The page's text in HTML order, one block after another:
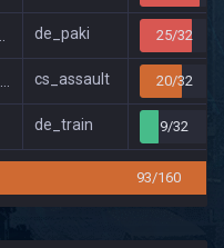
de_paki 25/32
cs_assault 20/32
de_train 9/32
93/160